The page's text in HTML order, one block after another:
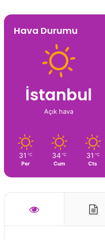
Hava Durumu
İstanbul
Açık hava
31 ℃
Per
34 ℃
Cum
31 ℃
Cts